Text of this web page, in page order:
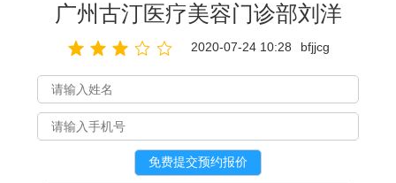
广州古汀医疗美容门诊部刘洋
2020-07-24 10:28 bfjjcg